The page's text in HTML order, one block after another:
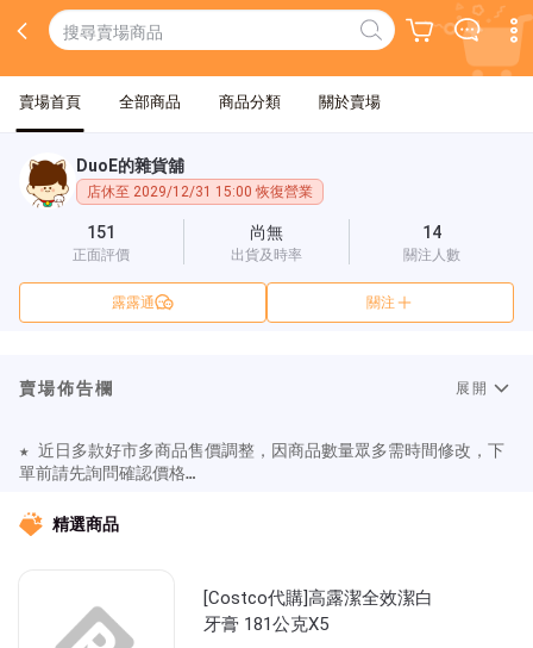
賣場首頁 全部商品 商品分類 關於賣場
DuoE的雜貨舖
店休至 2029/12/31 15:00 恢復營業
151
正面評價
尚無
出貨及時率
14
關注人數
露露通 關注
賣場佈告欄 展開
★ 近日多款好市多商品售價調整，因商品數量眾多需時間修改，下
單前請先詢問確認價格
精選商品
[Costco代購]高露潔全效潔白
牙膏 181公克X5